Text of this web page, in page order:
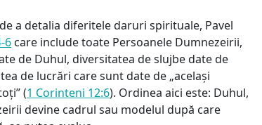
a detalia diferitele daruri spirituale, Pavel
6 care include toate Persoanele Dumnezeirii,
de Duhul, diversitatea de slujbe date de
de lucrări care sunt date de „același
(1 Corinteni 12:6). Ordinea aici este: Duhul,
devine cadrul sau modelul după care